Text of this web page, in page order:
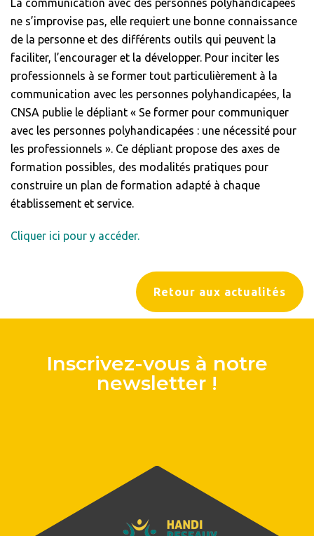
Retour aux actualités
La communication avec des personnes polyhandicapées
ne s’improvise pas, elle requiert une bonne connaissance
de la personne et des différents outils qui peuvent la
faciliter, l’encourager et la développer. Pour inciter les
professionnels à se former tout particulièrement à la
communication avec les personnes polyhandicapées, la
CNSA publie le dépliant « Se former pour communiquer
avec les personnes polyhandicapées : une nécessité pour
les professionnels ». Ce dépliant propose des axes de
formation possibles, des modalités pratiques pour
construire un plan de formation adapté à chaque
établissement et service.
Cliquer ici pour y accéder.
Inscrivez-vous à notre
newsletter !